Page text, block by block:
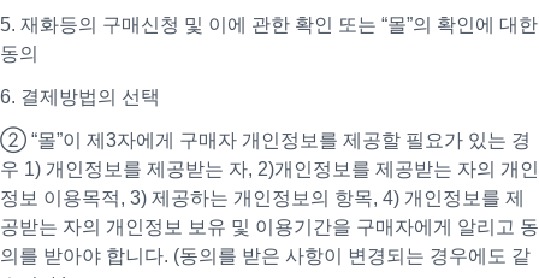
5. 재화등의 구매신청 및 이에 관한 확인 또는 “몰”의 확인에 대한
동의
6. 결제방법의 선택
② “몰”이 제3자에게 구매자 개인정보를 제공할 필요가 있는 경
우 1) 개인정보를 제공받는 자, 2)개인정보를 제공받는 자의 개인
정보 이용목적, 3) 제공하는 개인정보의 항목, 4) 개인정보를 제
공받는 자의 개인정보 보유 및 이용기간을 구매자에게 알리고 동
의를 받아야 합니다. (동의를 받은 사항이 변경되는 경우에도 같